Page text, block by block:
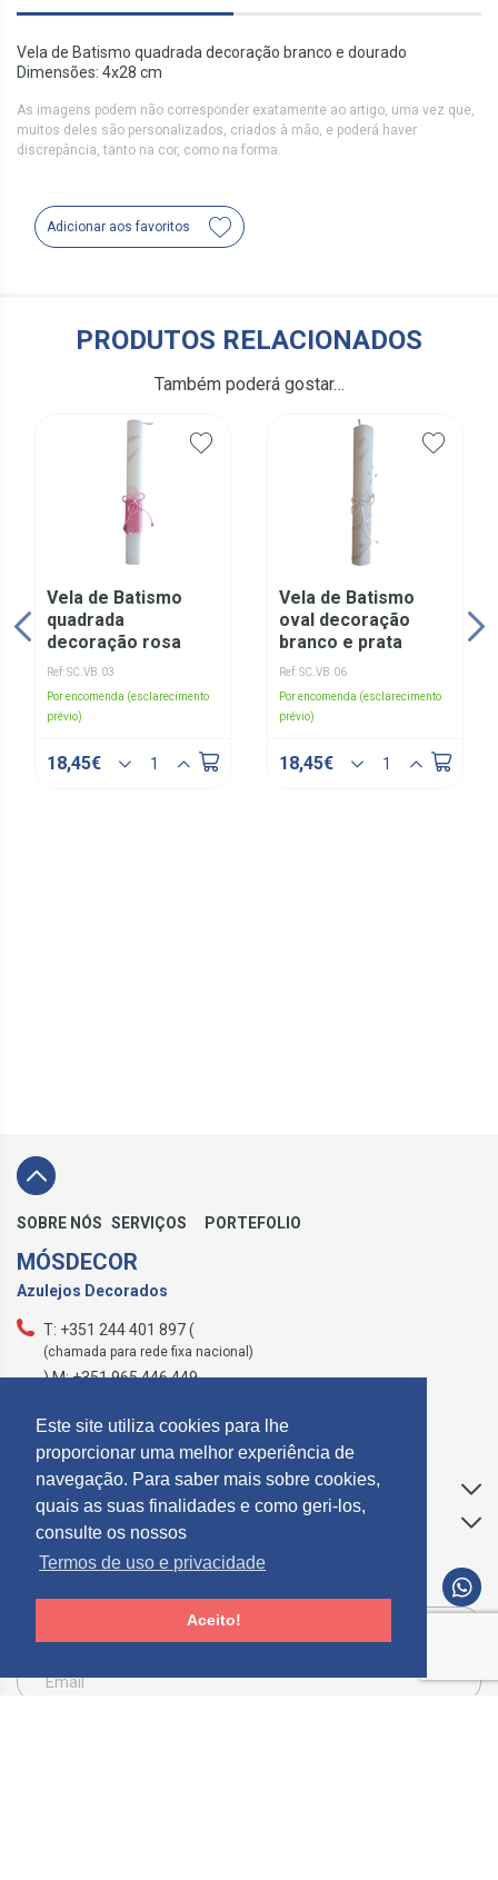
Este site utiliza cookies para lhe
proporcionar uma melhor experiência de
navegação. Para saber mais sobre cookies,
quais as suas finalidades e como geri-los,
consulte os nossos
Termos de uso e privacidade
Aceito!
Vela de Batismo quadrada decoração branco e dourado
Dimensões: 4x28 cm
As imagens podem não corresponder exatamente ao artigo, uma vez que,
muitos deles são personalizados, criados à mão, e poderá haver
discrepância, tanto na cor, como na forma.
Adicionar aos favoritos
PRODUTOS RELACIONADOS
Também poderá gostar…
Vela de Batismo
quadrada
decoração rosa
Ref: SC.VB.03
Por encomenda (esclarecimento
prévio)
18,45€
Vela de Batismo
oval decoração
branco e prata
Ref: SC.VB.06
Por encomenda (esclarecimento
prévio)
18,45€
SOBRE NÓS SERVIÇOS PORTEFOLIO
MÓSDECOR
Azulejos Decorados
T: +351 244 401 897 (
(chamada para rede fixa nacional)
) M: +351 965 446 449
Apoio ao Cliente
Informações
SUBCREVER NEWSLETTER